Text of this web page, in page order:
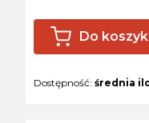
Do
Dostępność: średnia